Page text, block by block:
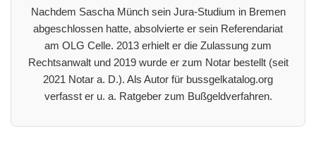
Nachdem Sascha Münch sein Jura-Studium in Bremen
abgeschlossen hatte, absolvierte er sein Referendariat
am OLG Celle. 2013 erhielt er die Zulassung zum
Rechtsanwalt und 2019 wurde er zum Notar bestellt (seit
2021 Notar a. D.). Als Autor für bussgelkatalog.org
verfasst er u. a. Ratgeber zum Bußgeldverfahren.